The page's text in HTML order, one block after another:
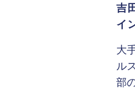
吉
イ
大
ル
部